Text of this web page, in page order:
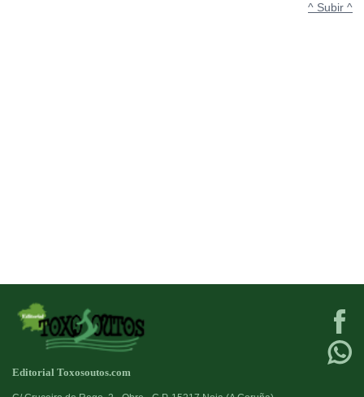
^ Subir ^
Editorial Toxosoutos.com